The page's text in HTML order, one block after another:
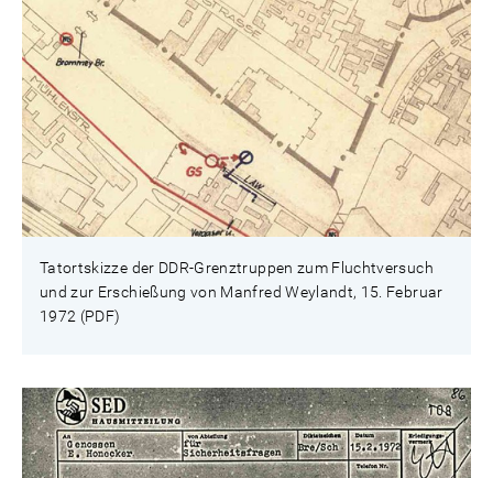
Tatortskizze der DDR-Grenztruppen zum Fluchtversuch
und zur Erschießung von Manfred Weylandt, 15. Februar
1972 (PDF)